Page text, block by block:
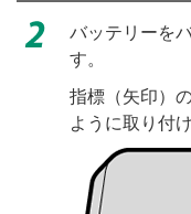
バッテリーを
す。
指標（矢印）
ように取り付